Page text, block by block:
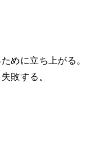
めに立ち上がる。
敗する。